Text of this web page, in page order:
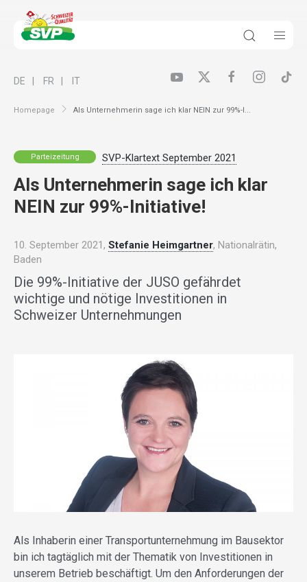
Homepage Als Unternehmerin sage ich klar NEIN zur 99%-I...
DE FR IT
Parteizeitung SVP-Klartext September 2021
Als Unternehmerin sage ich klar
NEIN zur 99%-Initiative!
10. September 2021, Stefanie Heimgartner, Nationalrätin,
Baden
Die 99%-Initiative der JUSO gefährdet
wichtige und nötige Investitionen in
Schweizer Unternehmungen
Als Inhaberin einer Transportunternehmung im Bausektor
bin ich tagtäglich mit der Thematik von Investitionen in
unserem Betrieb beschäftigt. Um den Anforderungen der